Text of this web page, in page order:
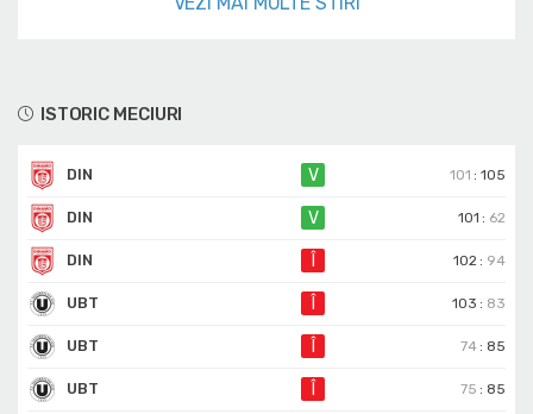
ISTORIC MECIURI
DIN V 101 :105
DIN V 101 : 62
DIN 102 : 94
UBT 103 : 83
UBT 74 : 85
UBT 75 : 85